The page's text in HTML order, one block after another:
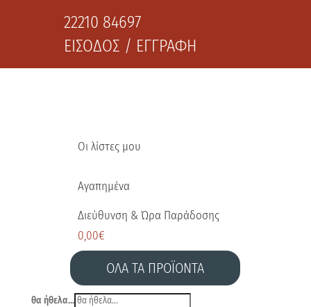
22210 84697
ΕΙΣΟΔΟΣ / ΕΓΓΡΑΦΗ
Οι λίστες μου
Αγαπημένα
Διεύθυνση & Ώρα Παράδοσης
0,00€
ΟΛΑ ΤΑ ΠΡΟΪΟΝΤΑ
θα ήθελα...